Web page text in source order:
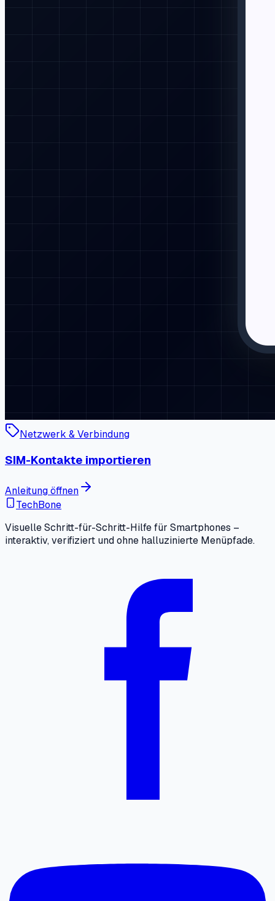
Netzwerk & Verbindung
SIM-Kontakte importieren
Anleitung öffnen
TechBone
Visuelle Schritt-für-Schritt-Hilfe für Smartphones –
interaktiv, verifiziert und ohne halluzinierte Menüpfade.